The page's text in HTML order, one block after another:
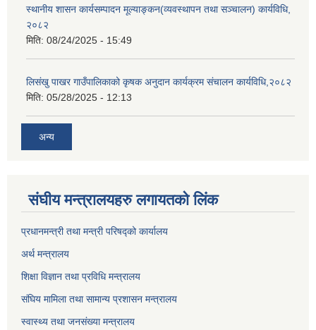
स्थानीय शासन कार्यसम्पादन मूल्याङ्कन(व्यवस्थापन तथा सञ्चालन) कार्यविधि,
२०८२
मिति: 08/24/2025 - 15:49
लिसंखु पाखर गाउँपालिकाको कृषक अनुदान कार्यक्रम संचालन कार्यविधि,२०८२
मिति: 05/28/2025 - 12:13
अन्य
संघीय मन्त्रालयहरु लगायतको लिंक
प्रधानमन्त्री तथा मन्त्री परिषद्को कार्यालय
अर्थ मन्त्रालय
शिक्षा विज्ञान तथा प्रविधि मन्त्रालय
संघिय मामिला तथा सामान्य प्रशासन मन्त्रालय
स्वास्थ्य तथा जनसंख्या मन्त्रालय